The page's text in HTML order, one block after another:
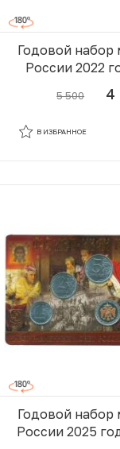
Годовой набор
России 2022
блистере
никелевым
5 500 4
В ИЗБРАННОЕ
Годовой набор
России 2025